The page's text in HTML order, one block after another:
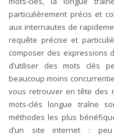
particulièrement précis et
aux internautes de
requête précise et
composer des expressions
d’utiliser des mots clés
beaucoup moins
vous retrouver en tête des
mots-clés longue traîne
méthodes les plus
d’un site internet :